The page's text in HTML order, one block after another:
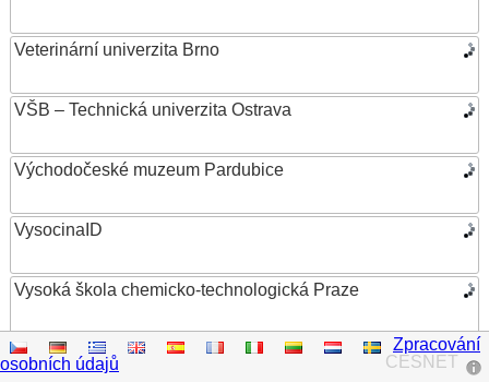
Veterinární univerzita Brno
VŠB – Technická univerzita Ostrava
Východočeské muzeum Pardubice
VysocinaID
Vysoká škola chemicko-technologická Praze
Vysoká škola ekonomická v Praze
CESNET
Zpracování
osobních údajů